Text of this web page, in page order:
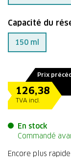
Capacité du
150 ml
Prix
126,38
TVA incl.
En stock
Commandé
Encore plus